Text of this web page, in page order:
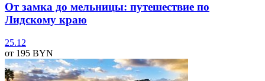
От замка до мельницы: путешествие по
Лидскому краю
25.12
от 195 BYN